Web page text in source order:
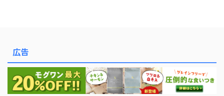
広告